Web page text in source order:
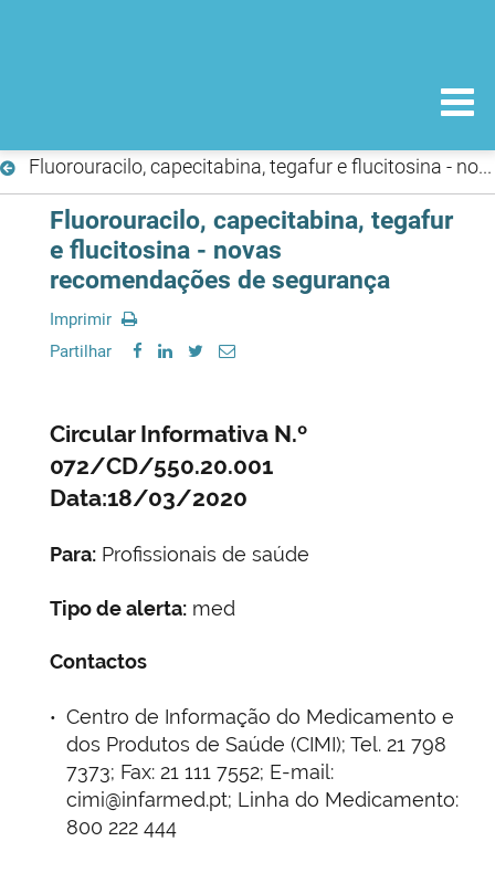
Fluorouracilo, capecitabina, tegafur e flucitosina - novas recomendações de segurança
Fluorouracilo, capecitabina, tegafur
e flucitosina - novas
recomendações de segurança
Imprimir
Partilhar
Circular Informativa N.º
072/CD/550.20.001
Data:18/03/2020
Para: Profissionais de saúde
Tipo de alerta: med
Contactos
Centro de Informação do Medicamento e
dos Produtos de Saúde (CIMI); Tel. 21 798
7373; Fax: 21 111 7552; E-mail:
cimi@infarmed.pt; Linha do Medicamento:
800 222 444